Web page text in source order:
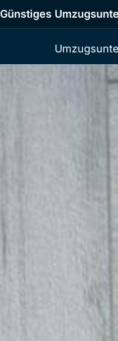
Günstiges